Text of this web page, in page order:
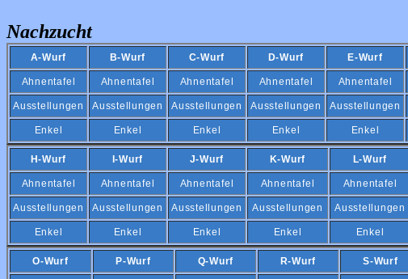
Nachzucht
A-Wurf B-Wurf C-Wurf D-Wurf E-Wurf
Ahnentafel Ahnentafel Ahnentafel Ahnentafel Ahnentafel
Ausstellungen Ausstellungen Ausstellungen Ausstellungen Ausstellungen
Enkel Enkel Enkel Enkel Enkel
H-Wurf I-Wurf J-Wurf K-Wurf L-Wurf
Ahnentafel Ahnentafel Ahnentafel Ahnentafel Ahnentafel
Ausstellungen Ausstellungen Ausstellungen Ausstellungen Ausstellungen
Enkel Enkel Enkel Enkel Enkel
O-Wurf P-Wurf Q-Wurf R-Wurf S-Wurf